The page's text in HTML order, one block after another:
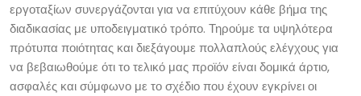
εργοταξίων συνεργάζονται για να επιτύχουν κάθε βήμα της
διαδικασίας με υποδειγματικό τρόπο. Τηρούμε τα υψηλότερα
πρότυπα ποιότητας και διεξάγουμε πολλαπλούς ελέγχους για
να βεβαιωθούμε ότι το τελικό μας προϊόν είναι δομικά άρτιο,
ασφαλές και σύμφωνο με το σχέδιο που έχουν εγκρίνει οι